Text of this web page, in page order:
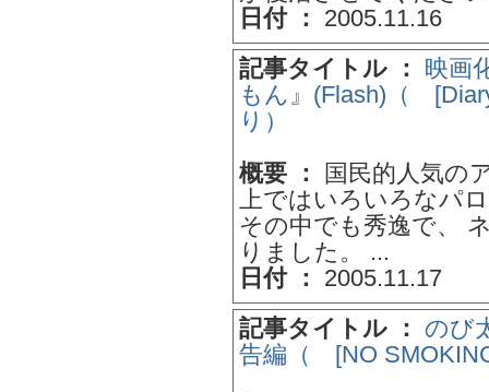
日付 ： 2005.11.16
記事タイトル ： 映画
もん』(Flash)（
り）
概要 ：
国民的人気の
上ではいろいろなパ
その中でも秀逸で、
りました。 ...
日付 ： 2005.11.17
記事タイトル ： のび
告編（ [NO